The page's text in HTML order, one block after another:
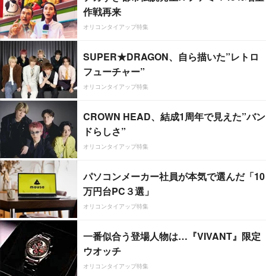
作戦再来
オリコンタイアップ特集
SUPER★DRAGON、自ら描いた”レトロ
フューチャー”
オリコンタイアップ特集
CROWN HEAD、結成1周年で見えた”バン
ドらしさ”
オリコンタイアップ特集
パソコンメーカー社員が本気で選んだ「10
万円台PC３選」
オリコンタイアップ特集
一番似合う登場人物は…『VIVANT』限定
ウオッチ
オリコンタイアップ特集